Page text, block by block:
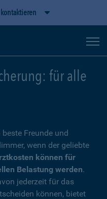
für alle
Freunde und
wenn der geliebte
können für
Belastung werden.
jederzeit für das
können, bietet